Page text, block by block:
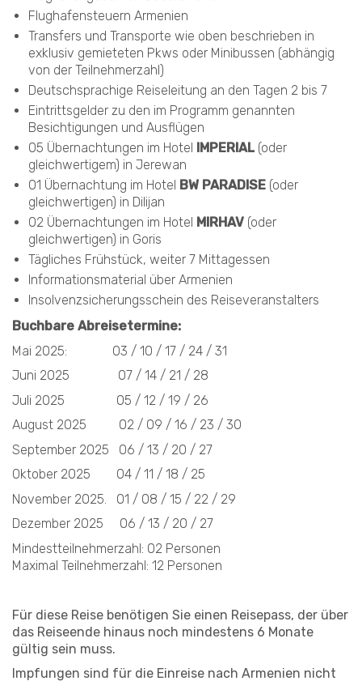
Flughafensteuern Armenien
Transfers und Transporte wie oben beschrieben in
exklusiv gemieteten Pkws oder Minibussen (abhängig
von der Teilnehmerzahl)
Deutschsprachige Reiseleitung an den Tagen 2 bis 7
Eintrittsgelder zu den im Programm genannten
Besichtigungen und Ausflügen
05 Übernachtungen im Hotel IMPERIAL(oder
gleichwertigem) in Jerewan
01 Übernachtung im Hotel BW PARADISE (oder
gleichwertigen) in Dilijan
02 Übernachtungen im Hotel MIRHAV (oder
gleichwertigen) in Goris
Tägliches Frühstück, weiter 7 Mittagessen
Informationsmaterial über Armenien
Insolvenzsicherungsschein des Reiseveranstalters
Buchbare Abreisetermine:
Mai 2025: 03 / 10 / 17 / 24 / 31
Juni 2025 07 / 14 / 21 / 28
Juli 2025 05 / 12 / 19 / 26
August 2025 02 / 09 / 16 / 23 / 30
September 2025 06 / 13 / 20 / 27
Oktober 2025 04 / 11 / 18 / 25
November 2025. 01 / 08 / 15 / 22 / 29
Dezember 2025 06 / 13 / 20 / 27
Mindestteilnehmerzahl: 02 Personen
Maximal Teilnehmerzahl: 12 Personen
Für diese Reise benötigen Sie einen Reisepass, der über
das Reiseende hinaus noch mindestens 6 Monate
gültig sein muss.
Impfungen sind für die Einreise nach Armenien nicht